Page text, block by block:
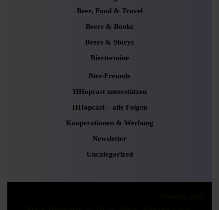
Beer, Food & Travel
Beers & Books
Beers & Storys
Biertermine
Bier-Freunde
HHopcast unterstützen
HHopcast – alle Folgen
Kooperationen & Werbung
Newsletter
Uncategorized